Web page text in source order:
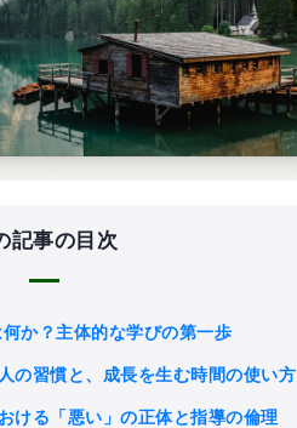
記事の目次
か？主体的な学びの第一歩
習慣と、成長を生む時間の使い方
る「悪い」の正体と指導の倫理